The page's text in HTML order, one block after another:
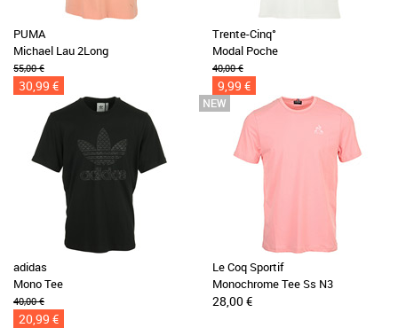
PUMA
Michael Lau 2Long
55,00 €
30,99 €
Trente-Cinq°
Modal Poche
40,00 €
9,99 €
adidas
Mono Tee
40,00 €
20,99 €
Le Coq Sportif
Monochrome Tee Ss N3
28,00 €